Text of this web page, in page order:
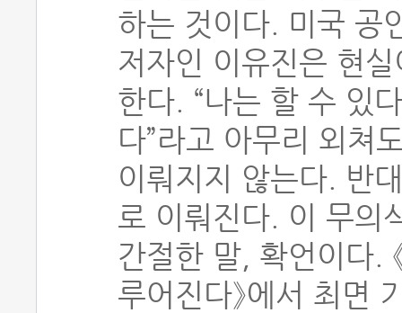
하는 것이다. 미국 공
저자인 이유진은 현
한다. “나는 할 수 있
다”라고 아무리 외쳐
이뤄지지 않는다. 반
로 이뤄진다. 이 무의
간절한 말, 확언이다.
루어진다》에서 최면